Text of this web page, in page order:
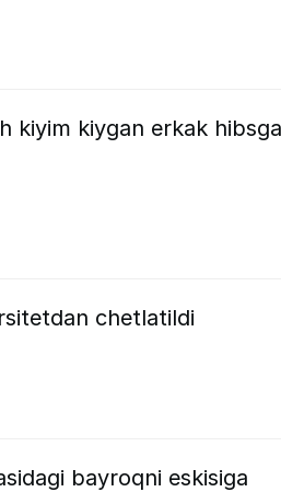
kiyim kiygan erkak
chetlatildi
bayroqni eskisiga